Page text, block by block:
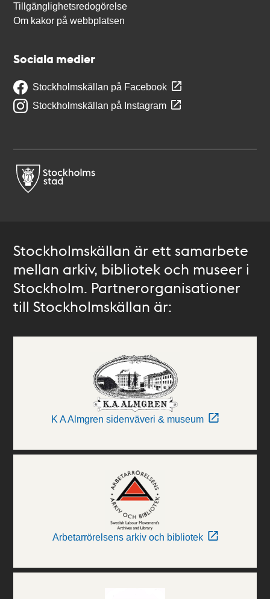
Tillgänglighetsredogörelse
Om kakor på webbplatsen
Sociala medier
Stockholmskällan på Facebook
Stockholmskällan på Instagram
Stockholmskällan är ett samarbete
mellan arkiv, bibliotek och museer i
Stockholm. Partnerorganisationer
till Stockholmskällan är:
K A Almgren sidenväveri & museum
Arbetarrörelsens arkiv och bibliotek